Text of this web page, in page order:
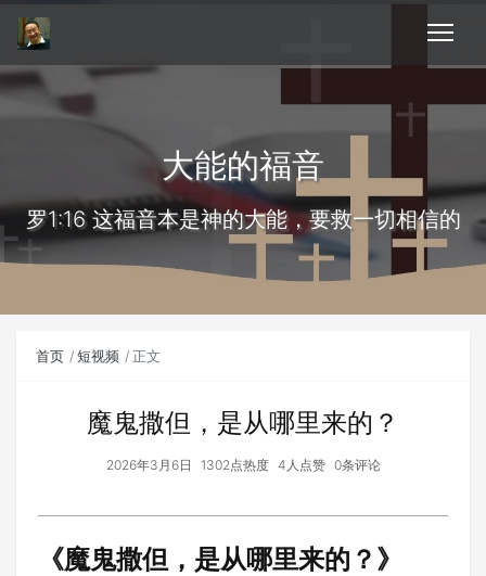
大能的福音
罗1:16 这福音本是神的大能，要救一切相信的
首页 短视频 正文
魔鬼撒但，是从哪里来的？
2026年3月6日 1302点热度 4人点赞 0条评论
《魔鬼撒但，是从哪里来的？》